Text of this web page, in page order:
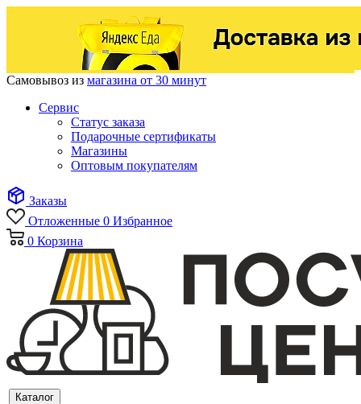
Самовывоз из магазина от 30 минут
Сервис
Статус заказа
Подарочные сертификаты
Магазины
Оптовым покупателям
Заказы
Отложенные 0 Избранное
0 Корзина
Каталог